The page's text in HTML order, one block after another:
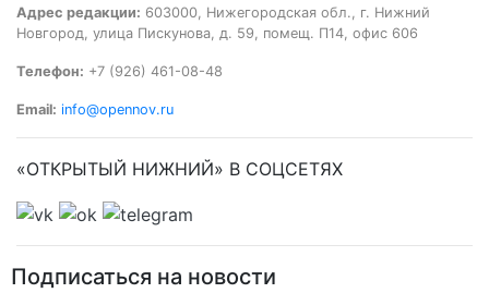
Адрес редакции: 603000, Нижегородская обл., г. Нижний
Новгород, улица Пискунова, д. 59, помещ. П14, офис 606
Телефон: +7 (926) 461-08-48
Email: info@opennov.ru
«ОТКРЫТЫЙ НИЖНИЙ» В СОЦСЕТЯХ
Подписаться на новости